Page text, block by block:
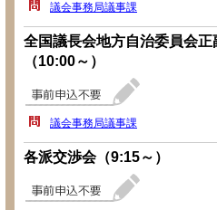
議会事務局議事課
全国議長会地方自治委員会
（10:00～）
議会事務局議事課
各派交渉会（9:15～）